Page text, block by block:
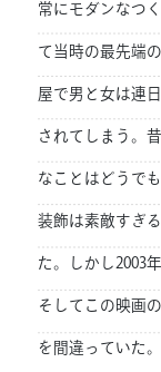
常にモダンなつ
て当時の最先端
屋で男と女は連
されてしまう。
なことはどうで
装飾は素敵すぎ
た。しかし2003
そしてこの映画
を間違っていた。